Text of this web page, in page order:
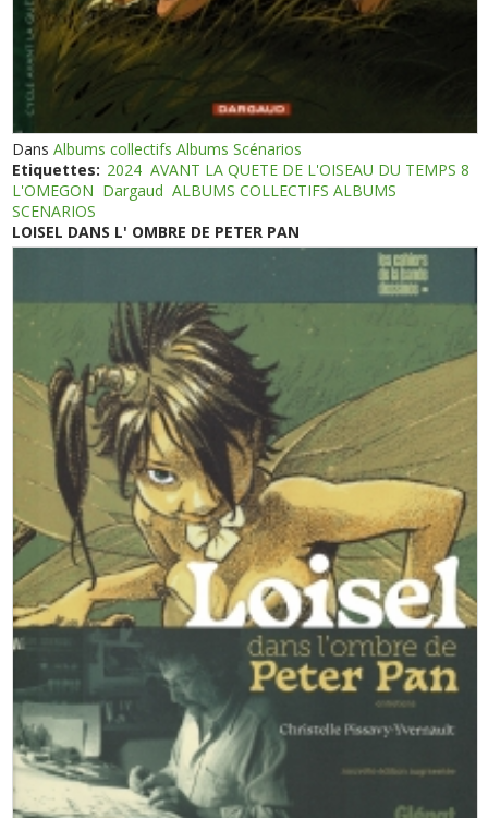
DansAlbums collectifs Albums Scénarios
Etiquettes: 2024 AVANT LA QUETE DE L'OISEAU DU TEMPS 8
L'OMEGON Dargaud ALBUMS COLLECTIFS ALBUMS
SCENARIOS
LOISEL DANS L' OMBRE DE PETER PAN